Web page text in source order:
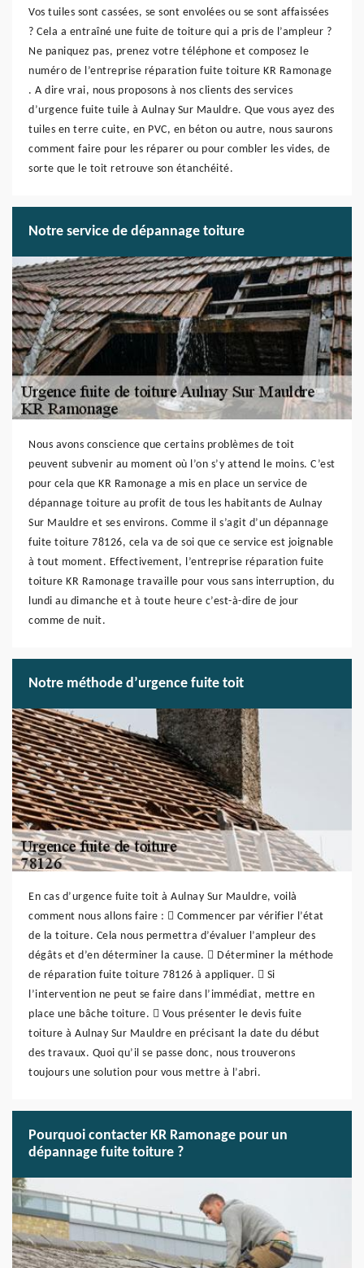
Vos tuiles sont cassées, se sont envolées ou se sont affaissées
? Cela a entraîné une fuite de toiture qui a pris de l’ampleur ?
Ne paniquez pas, prenez votre téléphone et composez le
numéro de l’entreprise réparation fuite toiture KR Ramonage
. A dire vrai, nous proposons à nos clients des services
d’urgence fuite tuile à Aulnay Sur Mauldre. Que vous ayez des
tuiles en terre cuite, en PVC, en béton ou autre, nous saurons
comment faire pour les réparer ou pour combler les vides, de
sorte que le toit retrouve son étanchéité.
Notre service de dépannage toiture
Nous avons conscience que certains problèmes de toit
peuvent subvenir au moment où l’on s’y attend le moins. C’est
pour cela que KR Ramonage a mis en place un service de
dépannage toiture au profit de tous les habitants de Aulnay
Sur Mauldre et ses environs. Comme il s’agit d’un dépannage
fuite toiture 78126, cela va de soi que ce service est joignable
à tout moment. Effectivement, l’entreprise réparation fuite
toiture KR Ramonage travaille pour vous sans interruption, du
lundi au dimanche et à toute heure c’est-à-dire de jour
comme de nuit.
Notre méthode d’urgence fuite toit
En cas d’urgence fuite toit à Aulnay Sur Mauldre, voilà
comment nous allons faire :  Commencer par vérifier l’état
de la toiture. Cela nous permettra d’évaluer l’ampleur des
dégâts et d’en déterminer la cause.  Déterminer la méthode
de réparation fuite toiture 78126 à appliquer.  Si
l’intervention ne peut se faire dans l’immédiat, mettre en
place une bâche toiture.  Vous présenter le devis fuite
toiture à Aulnay Sur Mauldre en précisant la date du début
des travaux. Quoi qu’il se passe donc, nous trouverons
toujours une solution pour vous mettre à l’abri.
Pourquoi contacter KR Ramonage pour un
dépannage fuite toiture ?